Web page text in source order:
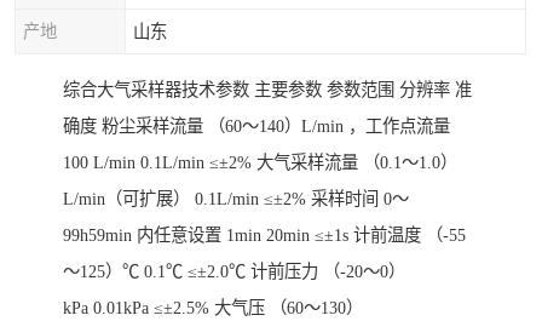
产地 山东
综合大气采样器技术参数 主要参数 参数范围 分辨率 准
确度 粉尘采样流量 （60～140）L/min ，工作点流量
100 L/min 0.1L/min ≤±2% 大气采样流量 （0.1～1.0）
L/min（可扩展） 0.1L/min ≤±2% 采样时间 0～
99h59min 内任意设置 1min 20min ≤±1s 计前温度 （-55
～125）℃ 0.1℃ ≤±2.0℃ 计前压力 （-20～0）
kPa 0.01kPa ≤±2.5% 大气压 （60～130）